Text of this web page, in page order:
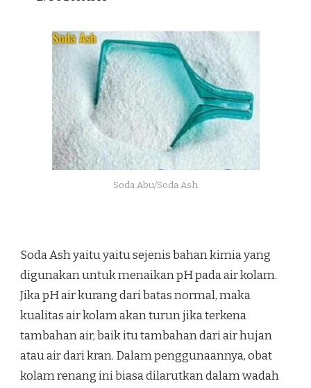
Soda Abu/Soda Ash
Soda Ash yaitu yaitu sejenis bahan kimia yang
digunakan untuk menaikan pH pada air kolam.
Jika pH air kurang dari batas normal, maka
kualitas air kolam akan turun jika terkena
tambahan air, baik itu tambahan dari air hujan
atau air dari kran. Dalam penggunaannya, obat
kolam renang ini biasa dilarutkan dalam wadah